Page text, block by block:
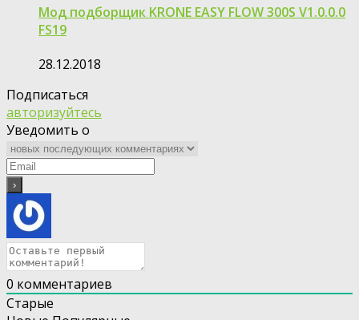
Мод подборщик KRONE EASY FLOW 300S V1.0.0.0
FS19
28.12.2018
Подписаться
авторизуйтесь
Уведомить о
0 комментариев
Старые